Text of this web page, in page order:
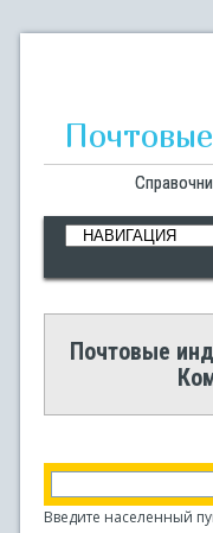
Почтовые
Введите населенный